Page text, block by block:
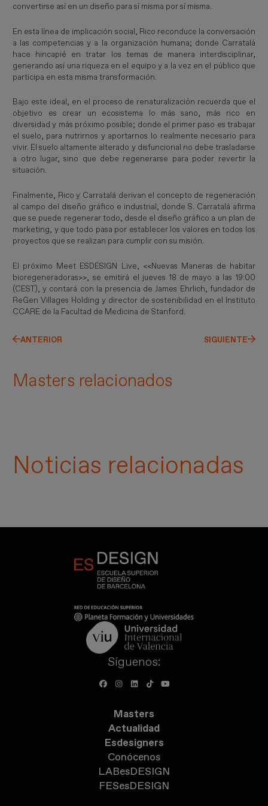
convertirse así en un diseño para sí misma por sí misma.
En esta línea de implicación social, Rico reconduce la conversación
a las competencias y a la organización humana; donde Carratalá
hace hincapié en tratar los temas de manera interdisciplinar,
generando así una riqueza en el equipo y a la vez en el público que
participa en esta misma transformación.
Bajo este ideal, en el proceso de renaturalización recuerda que el
objetivo es crear un ecosistema lo más sano, más rico en
diversidad y más próximo posible; donde el primer paso es trabajar
el suelo, para nutrirnos y aportarnos lo realmente necesario para
vivir. El suelo altamente alterado y disfuncional no debe trasladarse
a otro lugar, sino que debe regenerarse para poder revertir la
situación.
Finalmente, Rico y Carratalá derivan el concepto de regeneración
al campo del diseño gráfico e industrial, donde S. Carratalá afirma
que se puede regenerar todo, desde el diseño gráfico a un plan de
marketing, y que todo pasa por establecer los valores en todos los
proyectos que se realizan para cumplir con su misión.
El próximo Meet ESDESIGN Live, <<Nuevas Maneras de habitar
bioregeneradoras>>, se emitirá el jueves 18 de mayo a las 19:00
(CEST), y contará con la presencia de James Ehrlich, fundador de
ReGen Villages Holding y director de sostenibilidad en el Instituto
CCARE de la Facultad de Medicina de Stanford.
ANTERIOR SIGUIENTE
Masters relacionados
Noticias relacionadas
Síguenos:
Masters
Actualidad
Esdesigners
Conócenos
LABesDESIGN
FESesDESIGN